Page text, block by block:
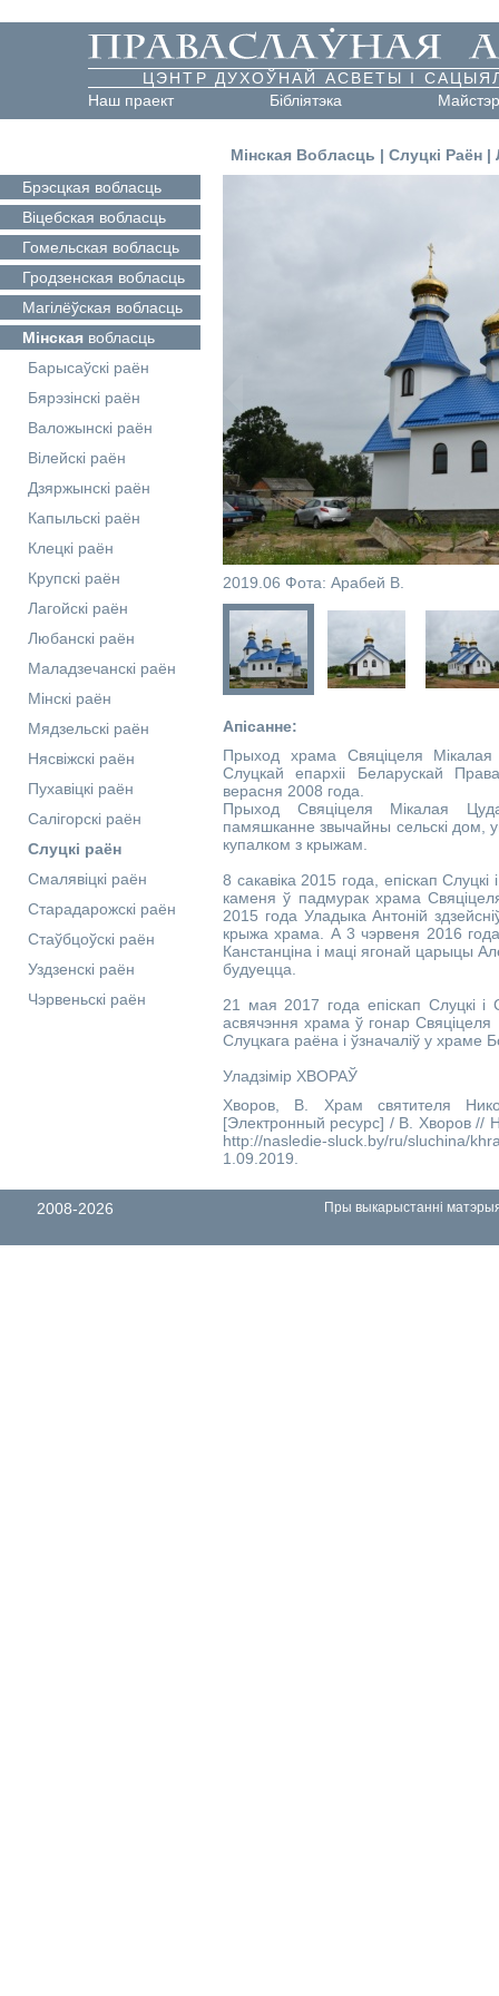
ЦЭНТР ДУХОЎНАЙ АСВЕТЫ І
Наш праект
Бібліятэка
Мінская Вобласць | Слуцкі Раён |
Брэсцкая вобласць
Віцебская вобласць
Гомельская вобласць
Гродзенская вобласць
Магілёўская вобласць
Мінская вобласць
Барысаўскі раён
Бярэзінскі раён
Валожынскі раён
Вілейскі раён
Дзяржынскі раён
Капыльскі раён
Клецкі раён
Крупскі раён
Лагойскі раён
Любанскі раён
Маладзечанскі раён
Мінскі раён
Мядзельскі раён
Нясвіжскі раён
Пухавіцкі раён
Салігорскі раён
Слуцкі раён
Смалявіцкі раён
Старадарожскі раён
Стаўбцоўскі раён
Уздзенскі раён
Чэрвеньскі раён
2019.06 Фота: Арабей В.
Апісанне:
Прыход храма Свяціцеля
Слуцкай епархіі Беларускай
верасня 2008 года.
Прыход Свяціцеля Мікалая
памяшканне звычайны сельскі дом,
купалком з крыжам.
8 сакавіка 2015 года, епіскап Слуцкі
каменя ў падмурак храма
2015 года Уладыка Антоній
крыжа храма. А 3 чэрвеня 2016
Канстанціна і маці ягонай царыцы
будуецца.
21 мая 2017 года епіскап Слуцкі і
асвячэння храма ў гонар
Слуцкага раёна і ўзначаліў у храме
Уладзімір ХВОРАЎ
Хворов, В. Храм святителя
[Электронный ресурс] / В. Хворов //
http://nasledie-sluck.by/ru/sluchina/
1.09.2019.
2008-2026 Пры выкарыстанні